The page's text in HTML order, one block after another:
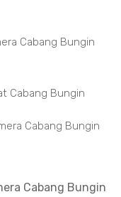
Cabang Bungin
Cabang Bungin
Cabang Bungin
Cabang Bungin